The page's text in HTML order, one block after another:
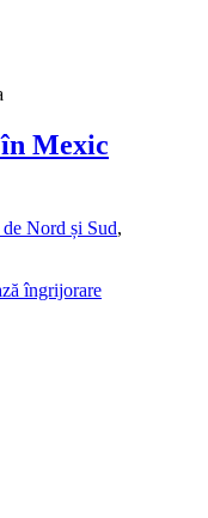
Mexic
Nord și Sud,